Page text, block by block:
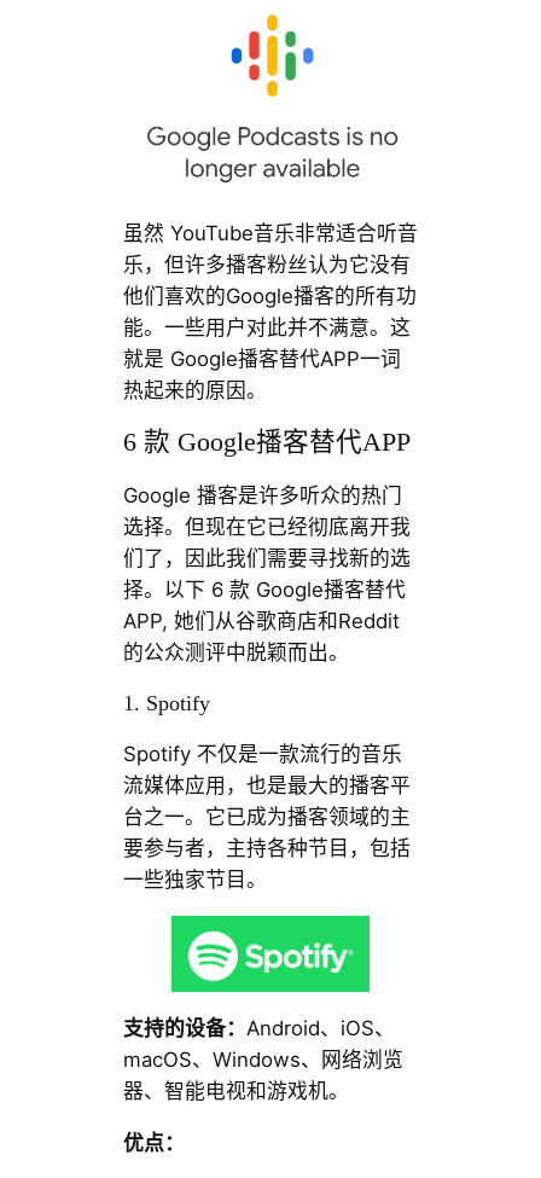
虽然 YouTube音乐非常适合听音
乐，但许多播客粉丝认为它没有
他们喜欢的Google播客的所有功
能。一些用户对此并不满意。这
就是 Google播客替代APP一词
热起来的原因。
6 款 Google播客替代APP
Google 播客是许多听众的热门
选择。但现在它已经彻底离开我
们了，因此我们需要寻找新的选
择。以下 6 款 Google播客替代
APP, 她们从谷歌商店和Reddit
的公众测评中脱颖而出。
1. Spotify
Spotify 不仅是一款流行的音乐
流媒体应用，也是最大的播客平
台之一。它已成为播客领域的主
要参与者，主持各种节目，包括
一些独家节目。
支持的设备： Android、iOS、
macOS、Windows、网络浏览
器、智能电视和游戏机。
优点：